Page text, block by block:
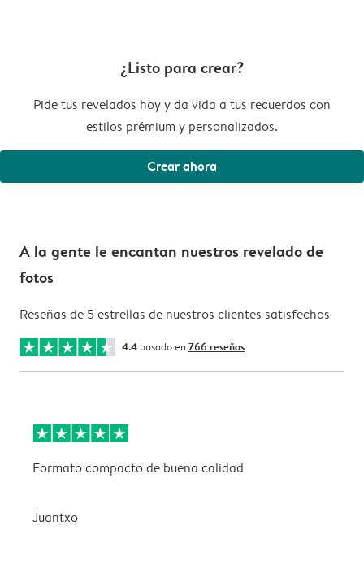
¿Listo para crear?
Pide tus revelados hoy y da vida a tus recuerdos con
estilos prémium y personalizados.
Crear ahora
A la gente le encantan nuestros revelado de
fotos
Reseñas de 5 estrellas de nuestros clientes satisfechos
4.4 basado en 766 reseñas
Formato compacto de buena calidad
Juantxo